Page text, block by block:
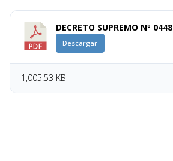
DECRETO SUPREMO Nº 0448
Descargar
1,005.53 KB